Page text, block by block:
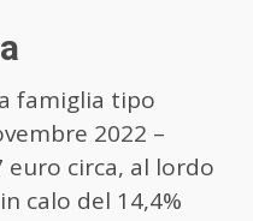
famiglia tipo
2022 –
euro circa, al lordo
calo del 14,4%